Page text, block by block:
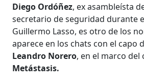
Diego Ordóñez, ex asambleísta
secretario de seguridad durante
Guillermo Lasso, es otro de los
aparece en los chats con el capo
Leandro Norero, en el marco del
Metástasis.